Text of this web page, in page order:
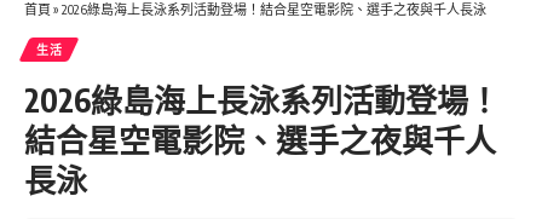
首頁 » 2026綠島海上長泳系列活動登場！結合星空電影院、選手之夜與千人長泳
生活
2026綠島海上長泳系列活動登場！
結合星空電影院、選手之夜與千人
長泳